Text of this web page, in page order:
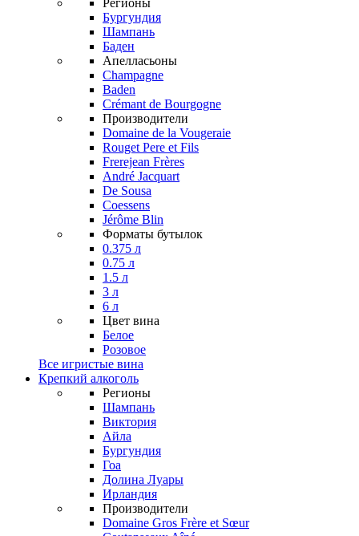
Регионы
Бургундия
Шампань
Баден
Апелласьоны
Champagne
Baden
Crémant de Bourgogne
Производители
Domaine de la Vougeraie
Rouget Pere et Fils
Frerejean Frères
André Jacquart
De Sousa
Coessens
Jérôme Blin
Форматы бутылок
0.375 л
0.75 л
1.5 л
3 л
6 л
Цвет вина
Белое
Розовое
Все игристые вина
Крепкий алкоголь
Регионы
Шампань
Виктория
Айла
Бургундия
Гоа
Долина Луары
Ирландия
Производители
Domaine Gros Frère et Sœur